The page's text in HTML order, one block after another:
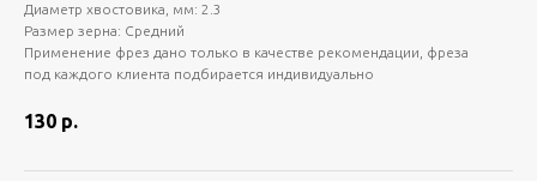
Диаметр хвостовика, мм: 2.3
Размер зерна: Средний
Применение фрез дано только в качестве рекомендации, фреза
под каждого клиента подбирается индивидуально
130 р.